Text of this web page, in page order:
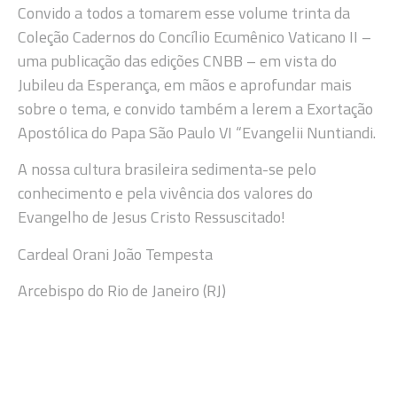
Convido a todos a tomarem esse volume trinta da
Coleção Cadernos do Concílio Ecumênico Vaticano II –
uma publicação das edições CNBB – em vista do
Jubileu da Esperança, em mãos e aprofundar mais
sobre o tema, e convido também a lerem a Exortação
Apostólica do Papa São Paulo VI “Evangelii Nuntiandi.
A nossa cultura brasileira sedimenta-se pelo
conhecimento e pela vivência dos valores do
Evangelho de Jesus Cristo Ressuscitado!
Cardeal Orani João Tempesta
Arcebispo do Rio de Janeiro (RJ)